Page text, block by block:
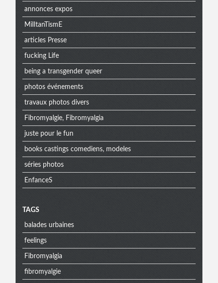
annonces expos
MilItanTismE
articles Presse
fucking Life
being a transgender queer
photos événements
travaux photos divers
Fibromyalgie, Fibromyalgia
juste pour le fun
books castings comediens, modeles
séries photos
EnfanceS
Menu
extra
TAGS
balades urbaines
feelings
Fibromyalgia
fibromyalgie